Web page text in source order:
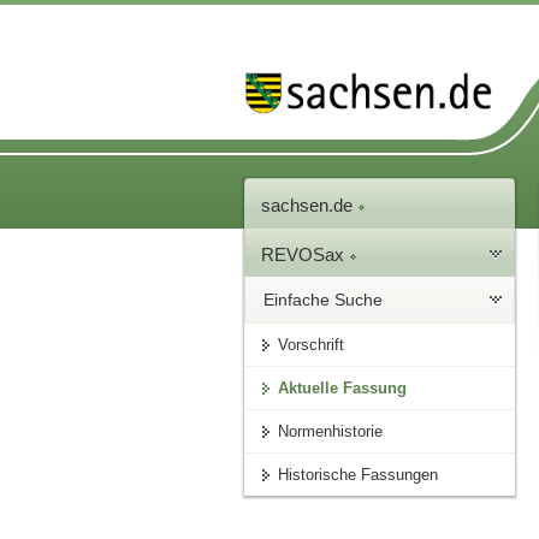
sachsen.de
REVOSax
Einfache Suche
Vorschrift
Aktuelle Fassung
Normenhistorie
Historische Fassungen